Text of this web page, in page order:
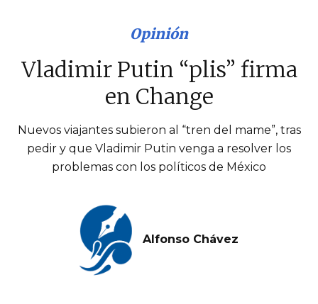
Opinión
Vladimir Putin “plis” firma
en Change
Nuevos viajantes subieron al “tren del mame”, tras
pedir y que Vladimir Putin venga a resolver los
problemas con los políticos de México
Alfonso Chávez